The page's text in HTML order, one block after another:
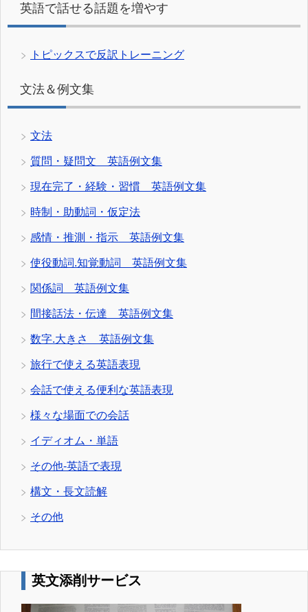
英語で話せる話題を増やす
トピックスで反訳トレーニング
文法＆例文集
文法
質問・疑問文 英語例文集
現在完了・経験・習慣 英語例文集
時制・助動詞・仮定法
感情・推測・指示 英語例文集
使役動詞.知覚動詞 英語例文集
関係詞 英語例文集
間接話法・伝達 英語例文集
数字.大きさ 英語例文集
旅行で使える英語表現
会話で使える便利な英語表現
様々な場面での会話
イディオム・単語
その他-英語で表現
構文・長文読解
その他
英文添削サービス